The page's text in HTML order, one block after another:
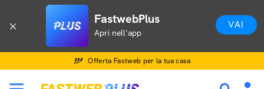
FastwebPlus
Apri nell'app
VAI
Offerta Fastweb per la tua casa